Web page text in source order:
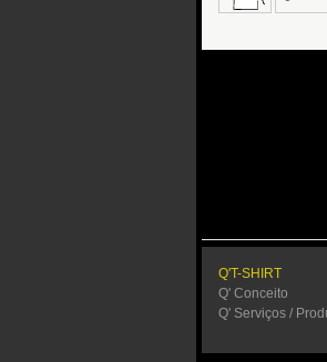
Q'T-SHIRT
Q' Conceito
Q' Serviços /